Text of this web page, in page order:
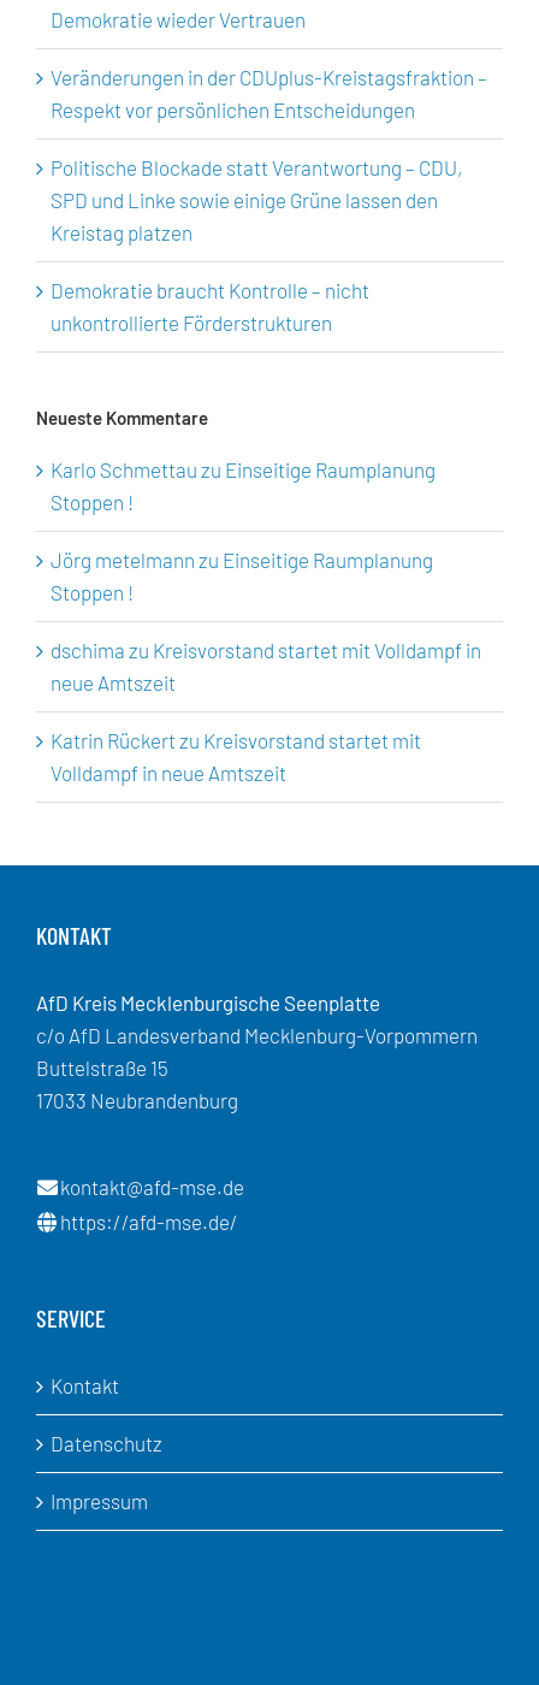
Demokratie wieder Vertrauen
Veränderungen in der CDUplus-Kreistagsfraktion –
Respekt vor persönlichen Entscheidungen
Politische Blockade statt Verantwortung – CDU,
SPD und Linke sowie einige Grüne lassen den
Kreistag platzen
Demokratie braucht Kontrolle – nicht
unkontrollierte Förderstrukturen
Neueste Kommentare
Karlo Schmettau zu Einseitige Raumplanung
Stoppen !
Jörg metelmann zu Einseitige Raumplanung
Stoppen !
dschima zu Kreisvorstand startet mit Volldampf in
neue Amtszeit
Katrin Rückert zu Kreisvorstand startet mit
Volldampf in neue Amtszeit
KONTAKT
AfD Kreis Mecklenburgische Seenplatte
c/o AfD Landesverband Mecklenburg-Vorpommern
Buttelstraße 15
17033 Neubrandenburg
kontakt@afd-mse.de
https://afd-mse.de/
SERVICE
Kontakt
Datenschutz
Impressum